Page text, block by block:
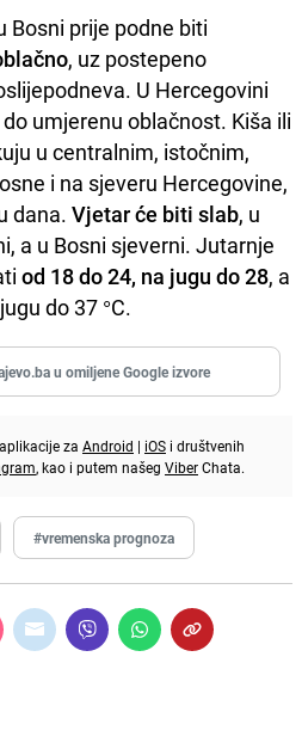
Bosni prije podne biti
, uz postepeno
U Hercegovini
umjerenu oblačnost. Kiša ili
u centralnim, istočnim,
i na sjeveru Hercegovine,
dana. Vjetar će biti slab, u
a u Bosni sjeverni. Jutarnje
od 18 do 24, na jugu do 28, a
do 37 °C.
u omiljene Google izvore
za Android | iOS i društvenih
, kao i putem našeg ViberChata.
#vremenska prognoza